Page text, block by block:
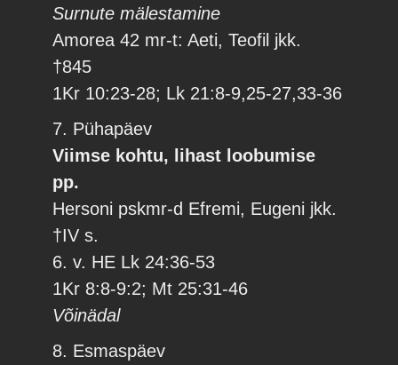
Surnute mälestamine
Amorea 42 mr-t: Aeti, Teofil jkk.
†845
1Kr 10:23-28; Lk 21:8-9,25-27,33-36
7. Pühapäev
Viimse kohtu, lihast loobumise
pp.
Hersoni pskmr-d Efremi, Eugeni jkk.
†IV s.
6. v. HE Lk 24:36-53
1Kr 8:8-9:2; Mt 25:31-46
Võinädal
8. Esmaspäev